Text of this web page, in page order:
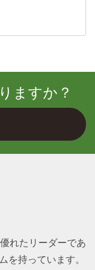
ますか？
れたリーダーであ
を持っています。